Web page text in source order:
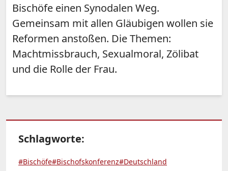
Bischöfe einen Synodalen Weg.
Gemeinsam mit allen Gläubigen wollen sie
Reformen anstoßen. Die Themen:
Machtmissbrauch, Sexualmoral, Zölibat
und die Rolle der Frau.
Schlagworte:
#Bischöfe#Bischofskonferenz#Deutschland